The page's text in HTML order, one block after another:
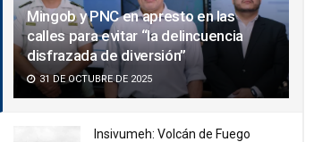
Mingob y PNC en apresto en las
calles para evitar “la delincuencia
disfrazada de diversión”
31 DE OCTUBRE DE 2025
Insivumeh: Volcán de Fuego